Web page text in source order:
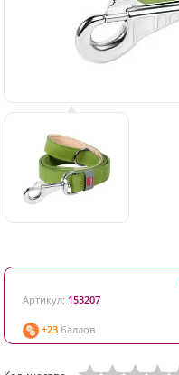
Артикул: 153207
+23 баллов